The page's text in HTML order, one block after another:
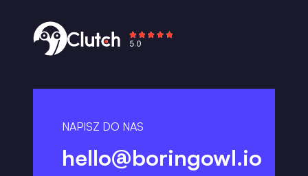
NAPISZ DO NAS
hello@boringowl.io